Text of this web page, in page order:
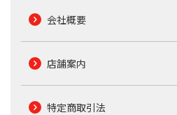
会社概要
店舗案内
特定商取引法